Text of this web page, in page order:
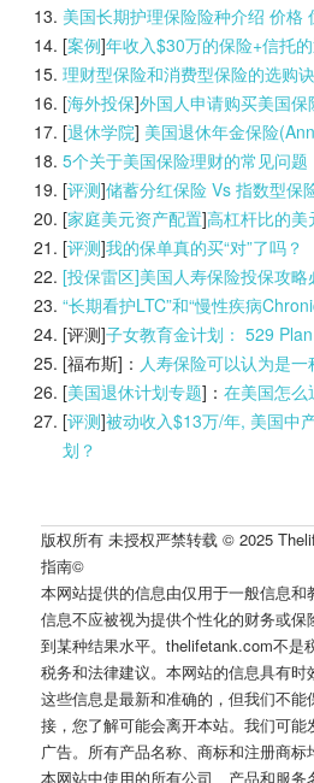
美国长期护理保险险种介绍 价格
[案例]年收入$30万的保险+信托
理财型保险和消费型保险的选购
[海外投保]外国人申请购买美国保
[退休学院] 美国退休年金保险
5个关于美国保险理财的常见问题
[评测]储蓄分红保险 Vs 指数型保
[家庭美元资产配置]高杠杆比的美
[评测]我的保单真的买“对”了吗？
[投保雷区]美国人寿保险投保攻略
“长期看护LTC”和“慢性疾病
[评测]子女教育金计划： 529
[福布斯]： 人寿保险可以认为是一
[美国退休计划专题]： 在美国怎么
[评测]被动收入$13万/年, 美国中
划？
版权所有 未授权严禁转载 © 2025
指南©️
本网站提供的信息由仅用于一般信息
信息不应被视为提供个性化的财务或
到某种结果水平。thelifetank.com不是
税务和法律建议。本网站的信息具有
这些信息是最新和准确的，但我们不
接，您了解可能会离开本站。我们可
广告。所有产品名称、商标和注册商标
本网站中使用的所有公司、产品和服